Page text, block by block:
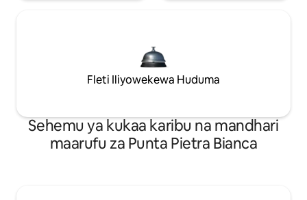
Fleti Iliyowekewa Huduma
Sehemu ya kukaa karibu na mandhari
maarufu za Punta Pietra Bianca